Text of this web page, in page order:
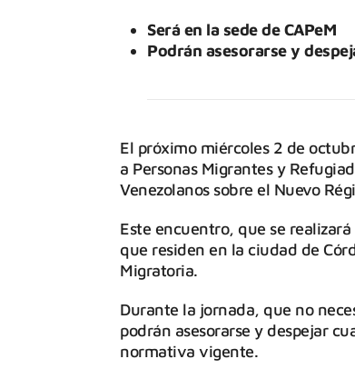
Será en la sede de CAPeM
Podrán asesorarse y
El próximo miércoles 2 de
a Personas Migrantes y
Venezolanos sobre el Nuevo
Este encuentro, que se
que residen en la ciudad de
Migratoria.
Durante la jornada, que no
podrán asesorarse y despejar
normativa vigente.